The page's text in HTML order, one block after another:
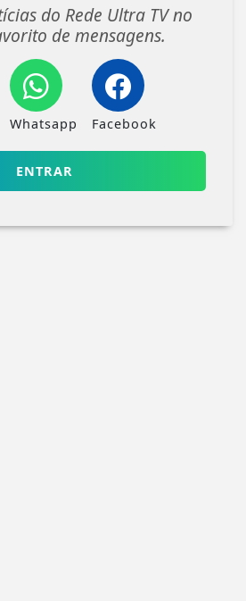
do Rede Ultra TV no
de mensagens.
Whatsapp Facebook
ENTRAR